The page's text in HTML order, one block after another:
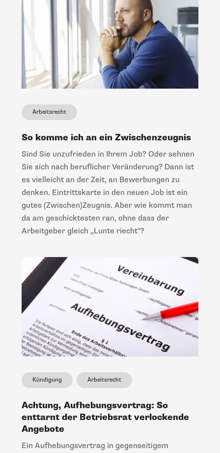
Arbeitsrecht
So komme ich an ein Zwischenzeugnis
Sind Sie unzufrieden in Ihrem Job? Oder sehnen
Sie sich nach beruflicher Veränderung? Dann ist
es vielleicht an der Zeit, an Bewerbungen zu
denken. Eintrittskarte in den neuen Job ist ein
gutes (Zwischen)Zeugnis. Aber wie kommt man
da am geschicktesten ran, ohne dass der
Arbeitgeber gleich „Lunte riecht"?
Kündigung Arbeitsrecht
Achtung, Aufhebungsvertrag: So
enttarnt der Betriebsrat verlockende
Angebote
Ein Aufhebungsvertrag in gegenseitigem